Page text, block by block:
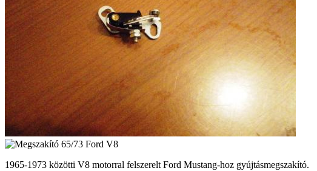
1965-1973 közötti V8 motorral felszerelt Ford Mustang-hoz gyújtásmegszakító.